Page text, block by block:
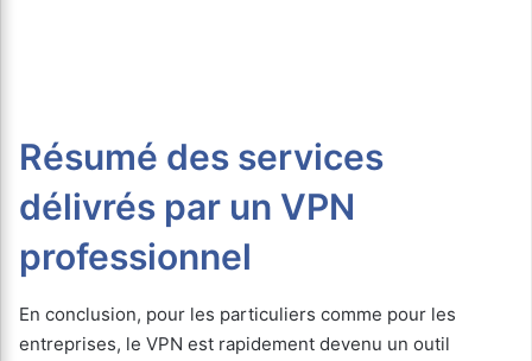
Résumé des services
délivrés par un VPN
professionnel
En conclusion, pour les particuliers comme pour les
entreprises, le VPN est rapidement devenu un outil